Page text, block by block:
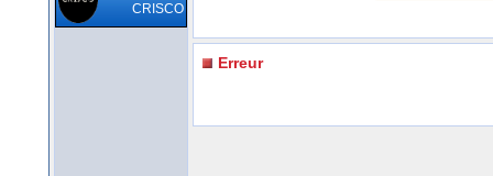
CRISCO
Erreur